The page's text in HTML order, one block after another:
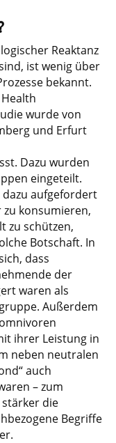
Reaktanz
ist wenig über
bekannt.
wurde von
und Erfurt
Dazu wurden
eingeteilt.
aufgefordert
konsumieren,
zu schützen,
Botschaft. In
dass
der
waren als
Außerdem
ihrer Leistung in
neben neutralen
auch
– zum
stärker die
Begriffe